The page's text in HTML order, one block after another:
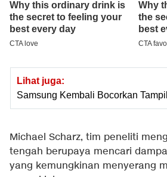
Lihat juga:
Samsung Kembali Bocorkan
Michael Scharz, tim peneliti
tengah berupaya mencari
yang kemungkinan menyerang